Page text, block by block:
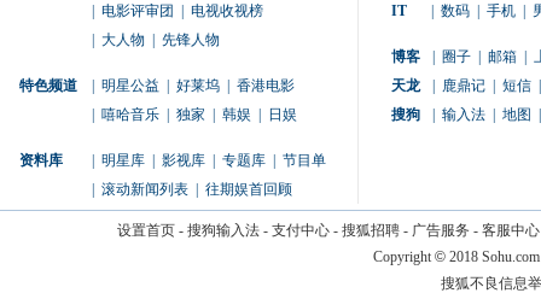
电影评审团
电视收视榜
大人物 先锋人物
特色频道 明星公益 好莱坞
香港电影
嘻哈音乐 独家 韩娱 日娱
资料库 明星库 影视库 专题库
节目单
滚动新闻列表 往期娱首回顾
IT
数码 手机
博客 圈子 邮箱
天龙
鹿鼎记 短信
搜狗
输入法 地图
设置首页- 搜狗输入法- 支付中心- 搜狐招聘- 广告服务 - 客服中心
Copyright © 2018
搜狐不良信息